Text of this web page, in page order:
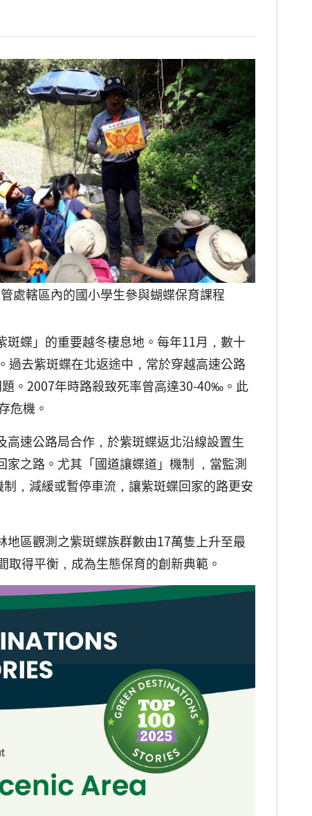
處轄區內的國小學生參與蝴蝶保育課程
蝶」的重要越冬棲息地。每年11月，數十
過去紫斑蝶在北返途中，常於穿越高速公路
。2007年時路殺致死率曾高達30-40‰。此
危機。
速公路局合作，於紫斑蝶返北沿線設置生
之路。尤其「國道讓蝶道」機制 ，當監測
，減緩或暫停車流，讓紫斑蝶回家的路更安
區觀測之紫斑蝶族群數由17萬隻上升至最
得平衡，成為生態保育的創新典範。